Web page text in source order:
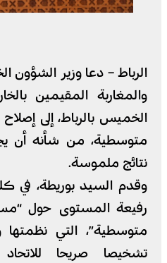
الرباط – دعا وزير الشؤون
والمغاربة المقيمين
الخميس بالرباط، إلى
متوسطية، من شأنه أن
نتائج ملموسة.
وقدم السيد بوريطة، في
رفيعة المستوى حول
متوسطية”، التي نظمتها
تشخيصا صريحا